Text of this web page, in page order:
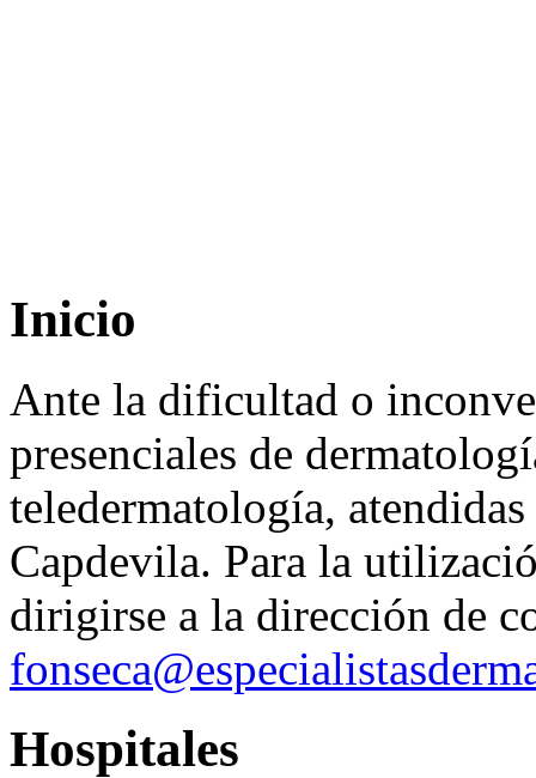
Inicio
Ante la dificultad o
presenciales de
teledermatología,
Capdevila. Para la
dirigirse a la dirección de
Hospitales